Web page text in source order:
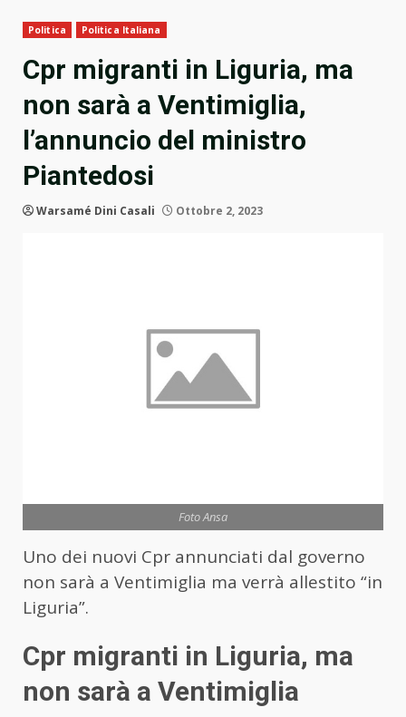
Politica Politica Italiana
Cpr migranti in Liguria, ma
non sarà a Ventimiglia,
l’annuncio del ministro
Piantedosi
Warsamé Dini Casali Ottobre 2, 2023
Foto Ansa
Uno dei nuovi Cpr annunciati dal governo
non sarà a Ventimiglia ma verrà allestito “in
Liguria”.
Cpr migranti in Liguria, ma
non sarà a Ventimiglia